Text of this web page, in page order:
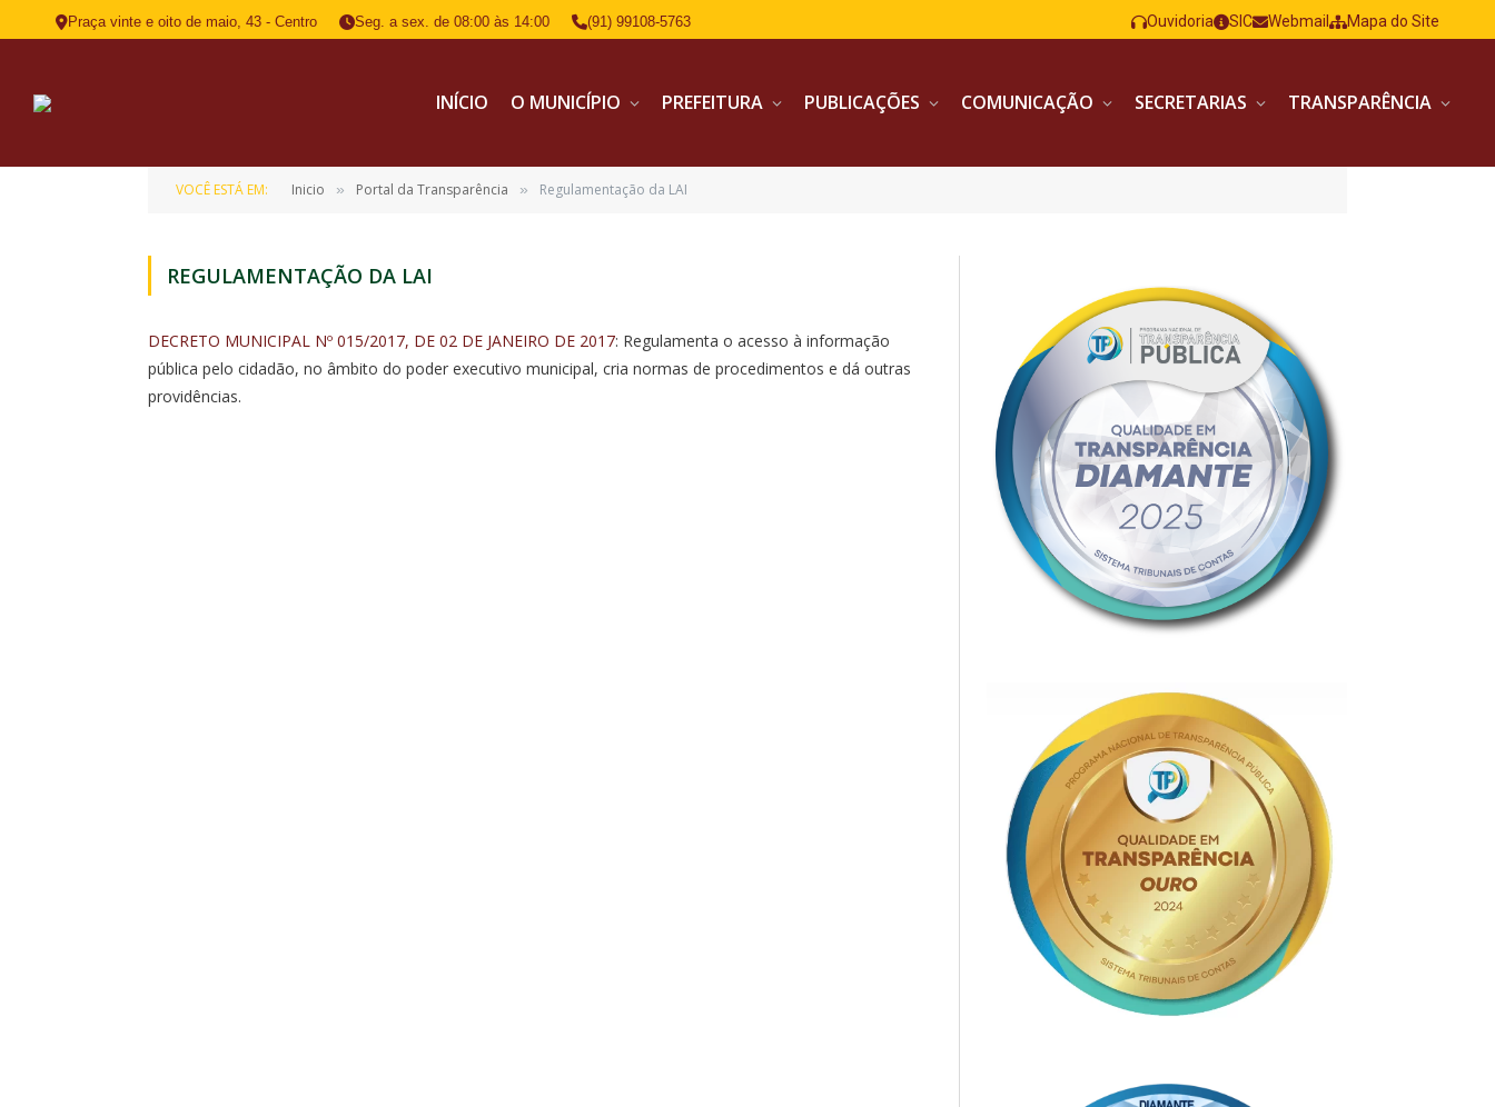
Praça vinte e oito de maio, 43 - Centro Seg. a sex. de 08:00 às 14:00 (91) 99108-5763 Ouvidoria SIC Webmail Mapa do Site
INÍCIO O MUNICÍPIO PREFEITURA PUBLICAÇÕES COMUNICAÇÃO SECRETARIAS TRANSPARÊNCIA
VOCÊ ESTÁ EM: Inicio » Portal da Transparência » Regulamentação da LAI
REGULAMENTAÇÃO DA LAI
DECRETO MUNICIPAL Nº 015/2017, DE 02 DE JANEIRO DE 2017: Regulamenta o acesso à informação
pública pelo cidadão, no âmbito do poder executivo municipal, cria normas de procedimentos e dá outras
providências.